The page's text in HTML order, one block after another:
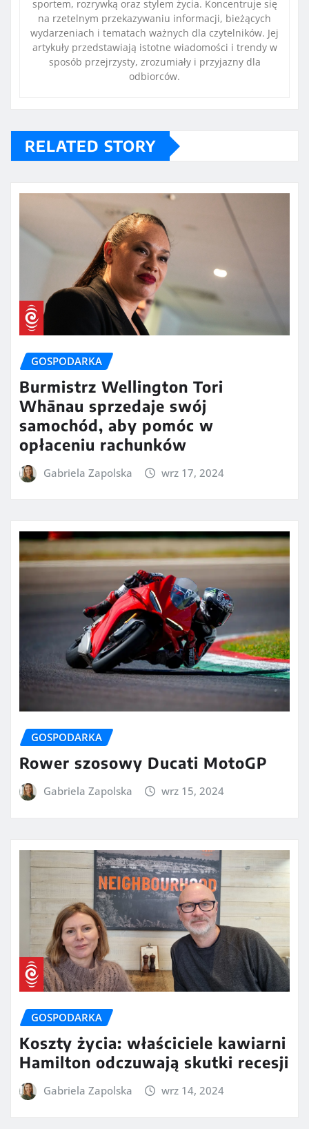
sportem, rozrywką oraz stylem życia. Koncentruje się
na rzetelnym przekazywaniu informacji, bieżących
wydarzeniach i tematach ważnych dla czytelników. Jej
artykuły przedstawiają istotne wiadomości i trendy w
sposób przejrzysty, zrozumiały i przyjazny dla
odbiorców.
RELATED STORY
GOSPODARKA
Burmistrz Wellington Tori
Whānau sprzedaje swój
samochód, aby pomóc w
opłaceniu rachunków
Gabriela Zapolska wrz 17, 2024
GOSPODARKA
Rower szosowy Ducati MotoGP
Gabriela Zapolska wrz 15, 2024
GOSPODARKA
Koszty życia: właściciele kawiarni
Hamilton odczuwają skutki recesji
Gabriela Zapolska wrz 14, 2024